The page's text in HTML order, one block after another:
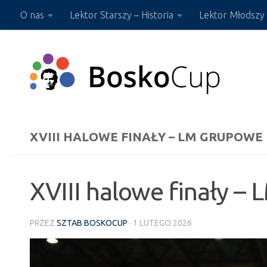
Przejdź do treści
O nas Lektor Starszy – Historia Lektor
XVIII HALOWE FINAŁY – LM GRUPOWE
XVIII halowe finały –
PRZEZ SZTAB BOSKOCUP · 1 LUTEGO 2026